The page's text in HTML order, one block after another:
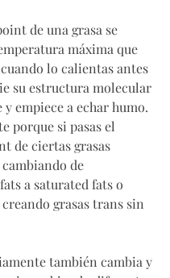
de una grasa se
máxima que
lo calientas antes
su estructura molecular
y empiece a echar humo.
porque si pasas el
de ciertas grasas
de
a saturated fats o
grasas trans sin
también cambia y